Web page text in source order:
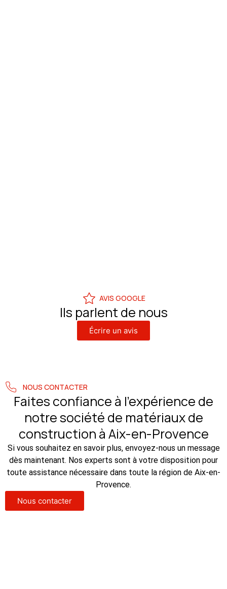
AVIS GOOGLE
Ils parlent de nous
Écrire un avis
NOUS CONTACTER
Faites confiance à l’expérience de
notre société de matériaux de
construction à Aix-en-Provence
Si vous souhaitez en savoir plus, envoyez-nous un message
dès maintenant. Nos experts sont à votre disposition pour
toute assistance nécessaire dans toute la région de Aix-en-
Provence.
Nous contacter